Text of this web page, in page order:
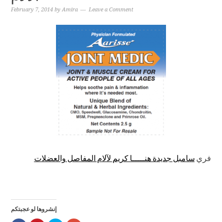
February 7, 2014 byAmira Leave a Comment
فري سامبل جديدة هنـــــا كريم لآلام المفاصل والعضلات
إنشروها لو عجبتكم